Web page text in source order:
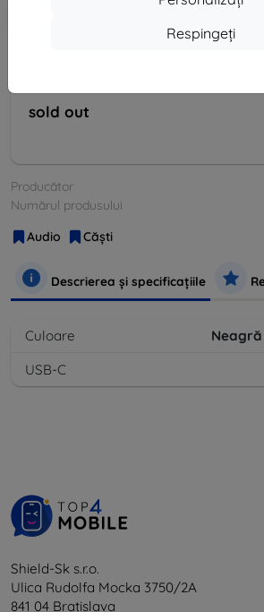
Respingeți
EXTRA10
sold out
Producător
Numărul produsului
Audio
Căşti
Descrierea și specificațiile
Culoare
Neagră
USB-C
Shield-Sk s.r.o.
Ulica Rudolfa Mocka 3750/2A
841 04 Bratislava